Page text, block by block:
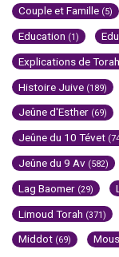
Couple et Famille (5)
Education (1)
Explications de Torah
Histoire Juive (189)
Jeûne d'Esther (69)
Jeûne du 10 Tévet
Jeûne du 9 Av (582)
Lag Baomer (29)
Limoud Torah (371)
Middot (69)